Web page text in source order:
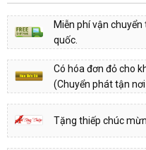
Miễn phí vận
quốc.
Có hóa đơn đỏ cho
(Chuyển phát tận
Tặng thiếp chúc